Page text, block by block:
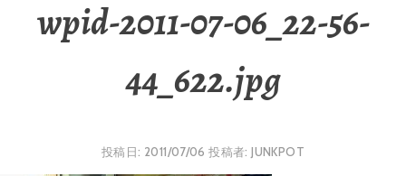
wpid-2011-07-06_22-56-
44_622.jpg
投稿日: 2011/07/06 投稿者:JUNKPOT